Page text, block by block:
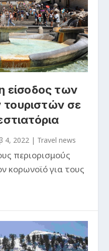
είσοδος των
σε
4, 2022 | Travel news
περιορισμούς
κορωνοϊό για τους